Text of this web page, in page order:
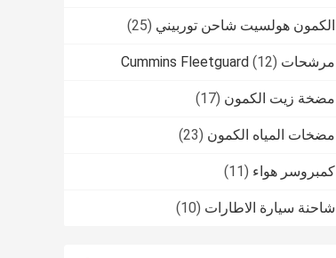
الكمون هولسيت شاحن توربيني (25)
مرشحات Cummins Fleetguard (12)
مضخة زيت الكمون (17)
مضخات المياه الكمون (23)
كمبروسر هواء (11)
شاحنة سيارة الاطارات (10)